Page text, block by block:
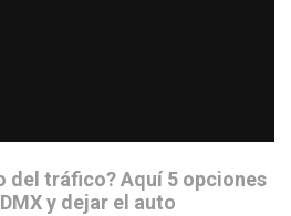
del tráfico? Aquí 5 opciones
y dejar el auto